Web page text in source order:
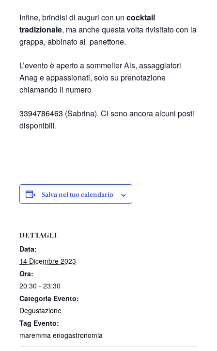
Infine, brindisi di auguri con un cocktail
tradizionale, ma anche questa volta rivisitato con la
grappa, abbinato al panettone.
L’evento è aperto a sommelier Ais, assaggiatori
Anag e appassionati, solo su prenotazione
chiamando il numero
3394786463 (Sabrina). Ci sono ancora alcuni posti
disponibili.
Salva nel tuo calendario
DETTAGLI
Data:
14 Dicembre 2023
Ora:
20:30 - 23:30
Categoria Evento:
Degustazione
Tag Evento:
maremma enogastronomia